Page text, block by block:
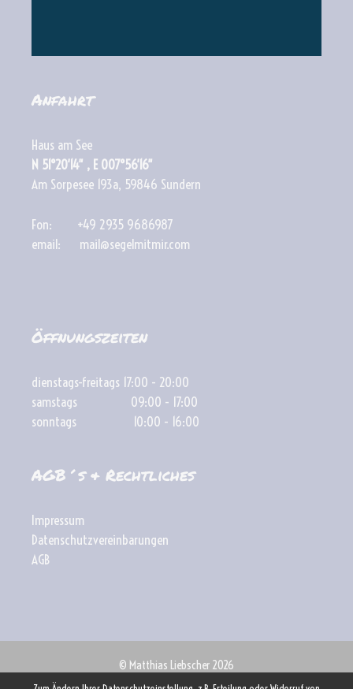
Anfahrt
Haus am See
N 51°20′14″ , E 007°56′16″
Am Sorpesee 193a, 59846 Sundern
Fon: +49 2935 9686987
email: mail@segelmitmir.com
Öffnungszeiten
dienstags-freitags 17:00 - 20:00
samstags 09:00 - 17:00
sonntags 10:00 - 16:00
AGB´s & Rechtliches
Impressum
Datenschutzvereinbarungen
AGB
© Matthias Liebscher 2026
geschrieben mit